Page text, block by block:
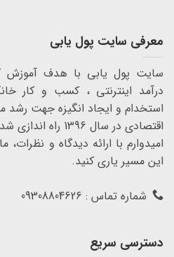
معرفی سایت پول یابی
سایت پول یابی با هدف
درآمد اینترنتی ، کسب و کار
استخدام و ایجاد انگیزه جهت رشد
اقتصادی در سال 1396 راه اندازی شد.
امیدوارم با ارائه دیدگاه و نظرات،
این مسیر یاری کنید.
شماره تماس : 09308804626
دسترسی سریع